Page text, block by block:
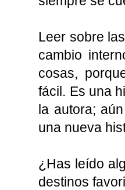
Leer sobre
cambio
cosas,
fácil. Es una
la autora;
una nueva
¿Has leído
destinos